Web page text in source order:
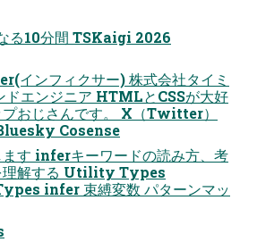
る10分間 TSKaigi 2026
インフィクサー) 株式会社タイミ
ドエンジニア HTMLとCSSが大好
プおじさんです。 X（Twitter）
Cosense
ます inferキーワードの読み方、考
理解する Utility Types
infer 束縛変数 パターンマッ